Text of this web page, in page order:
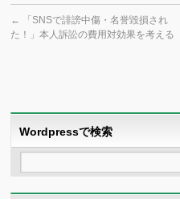
←
「SNSで誹謗中傷・名誉毀損され
た！」本人訴訟の費用対効果を考える
Wordpressで検索